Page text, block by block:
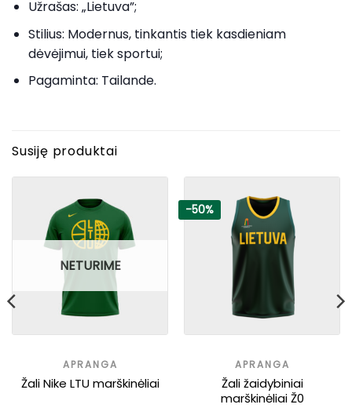
Užrašas: „Lietuva”;
Stilius: Modernus, tinkantis tiek kasdieniam
dėvėjimui, tiek sportui;
Pagaminta: Tailande.
Susiję produktai
NETURIME
APRANGA
Žali Nike LTU marškinėliai
-50%
APRANGA
Žali žaidybiniai
marškinėliai Ž0